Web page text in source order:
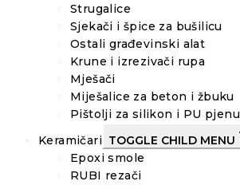
Strugalice
Sjekači i špice za bušilicu
Ostali građevinski alat
Krune i izrezivači rupa
Mješači
Miješalice za beton i žbuku
Pištolji za silikon i PU pjenu
Keramičari TOGGLE CHILD MENU
Epoxi smole
RUBI rezači